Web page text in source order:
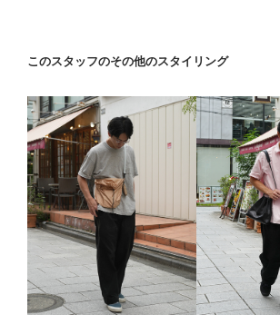
このスタッフのその他のスタイリング